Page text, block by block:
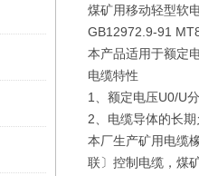
煤矿用移动轻型软
GB12972.9-91
本产品适用于额定
电缆特性
1、额定电压U0/U
2、电缆导体的长
本厂生产矿用电缆
联〕控制电缆，煤